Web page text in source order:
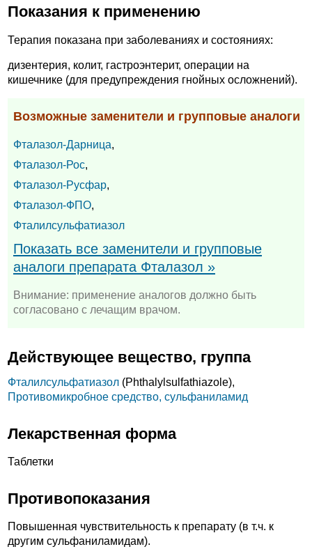
Показания к применению
Терапия показана при заболеваниях и состояниях:
дизентерия, колит, гастроэнтерит, операции на
кишечнике (для предупреждения гнойных осложнений).
Возможные заменители и групповые аналоги
Фталазол-Дарница,
Фталазол-Рос,
Фталазол-Русфар,
Фталазол-ФПО,
Фталилсульфатиазол
Показать все заменители и групповые
аналоги препарата Фталазол »
Внимание: применение аналогов должно быть
согласовано с лечащим врачом.
Действующее вещество, группа
Фталилсульфатиазол (Phthalylsulfathiazole),
Противомикробное средство, сульфаниламид
Лекарственная форма
Таблетки
Противопоказания
Повышенная чувствительность к препарату (в т.ч. к
другим сульфаниламидам).